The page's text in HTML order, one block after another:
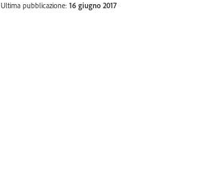
Ultima pubblicazione: 16 giugno 2017